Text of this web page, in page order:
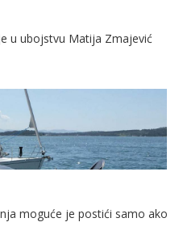
u ubojstvu Matija Zmajević
moguće je postići samo ako